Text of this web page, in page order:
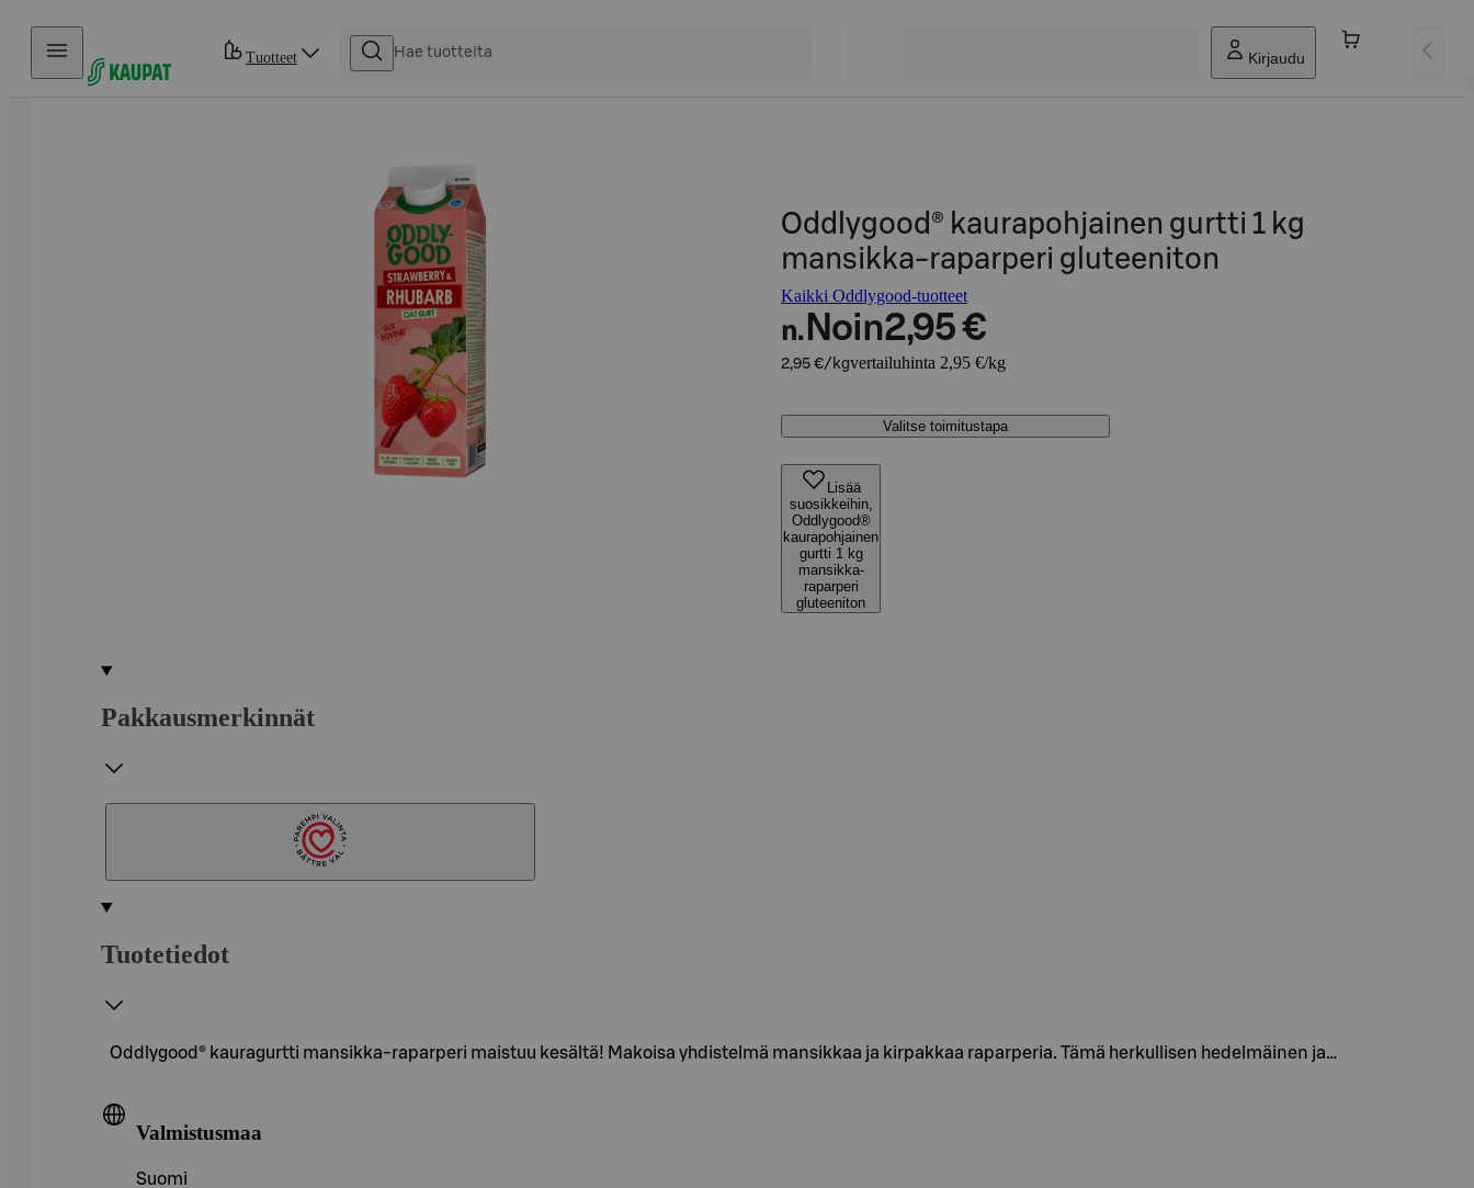
Hyppää sisältöön
Tuotteet Kirjaudu
Oddlygood® kaurapohjainen gurtti 1 kg
mansikka-raparperi gluteeniton
Kaikki Oddlygood-tuotteet
n. Noin2,95 €
2,95 €/kgvertailuhinta 2,95 €/kg
Valitse toimitustapa
Lisää
suosikkeihin,
Oddlygood®
kaurapohjainen
gurtti 1 kg
mansikka-
raparperi
gluteeniton
Pakkausmerkinnät
Tuotetiedot
Oddlygood® kauragurtti mansikka-raparperi maistuu kesältä! Makoisa yhdistelmä mansikkaa ja kirpakkaa raparperia. Tämä herkullisen hedelmäinen ja…
Valmistusmaa
Suomi